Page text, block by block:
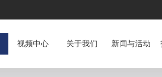
视频中心 关于我们 新闻与活动